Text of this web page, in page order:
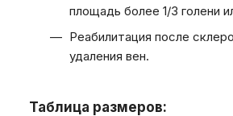
площадь более 1/3 голени
Реабилитация после
удаления вен.
Таблица размеров: